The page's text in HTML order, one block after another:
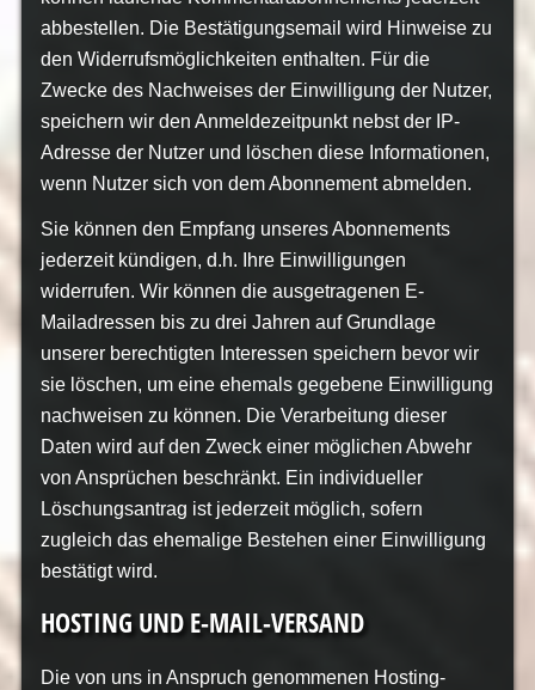
abbestellen. Die Bestätigungsemail wird Hinweise zu
den Widerrufsmöglichkeiten enthalten. Für die
Zwecke des Nachweises der Einwilligung der Nutzer,
speichern wir den Anmeldezeitpunkt nebst der IP-
Adresse der Nutzer und löschen diese Informationen,
wenn Nutzer sich von dem Abonnement abmelden.
Sie können den Empfang unseres Abonnements
jederzeit kündigen, d.h. Ihre Einwilligungen
widerrufen. Wir können die ausgetragenen E-
Mailadressen bis zu drei Jahren auf Grundlage
unserer berechtigten Interessen speichern bevor wir
sie löschen, um eine ehemals gegebene Einwilligung
nachweisen zu können. Die Verarbeitung dieser
Daten wird auf den Zweck einer möglichen Abwehr
von Ansprüchen beschränkt. Ein individueller
Löschungsantrag ist jederzeit möglich, sofern
zugleich das ehemalige Bestehen einer Einwilligung
bestätigt wird.
HOSTING UND E-MAIL-VERSAND
Die von uns in Anspruch genommenen Hosting-